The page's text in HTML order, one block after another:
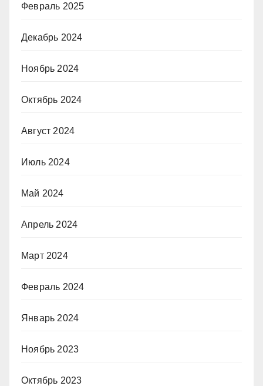
Февраль 2025
Декабрь 2024
Ноябрь 2024
Октябрь 2024
Август 2024
Июль 2024
Май 2024
Апрель 2024
Март 2024
Февраль 2024
Январь 2024
Ноябрь 2023
Октябрь 2023